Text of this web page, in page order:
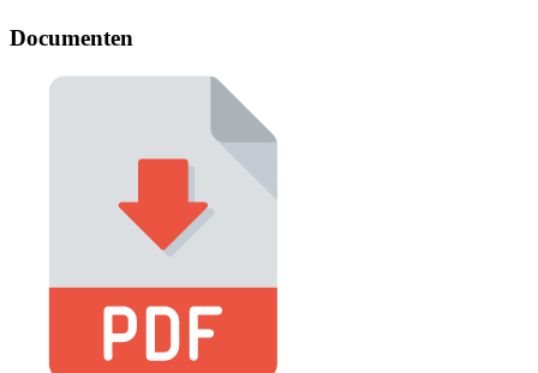
Documenten